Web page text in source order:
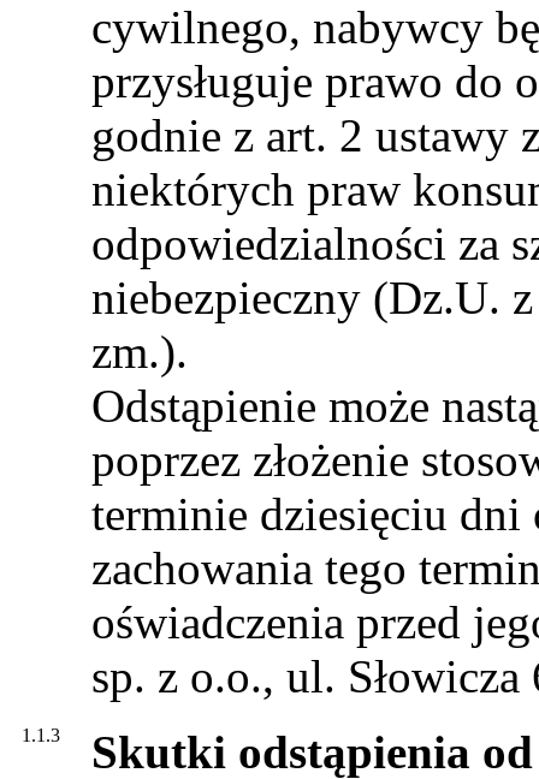
cywilnego, nabywcy
przysługuje prawo do
godnie z art. 2 ustawy
niektórych praw
odpowiedzialności za
niebezpieczny (Dz.U.
zm.).
Odstąpienie może
poprzez złożenie
terminie dziesięciu dni
zachowania tego
oświadczenia przed
sp. z o.o., ul.
1.1.3
Skutki odstąpienia